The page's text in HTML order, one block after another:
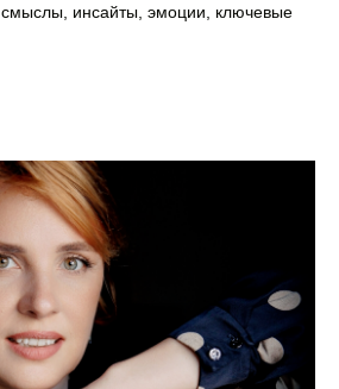
смыслы, инсайты, эмоции, ключевые